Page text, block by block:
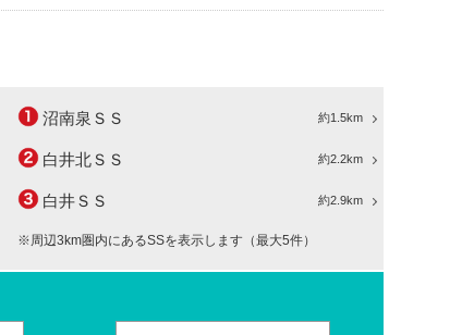
約1.5km
沼南泉ＳＳ
約2.2km
白井北ＳＳ
約2.9km
白井ＳＳ
※周辺3km圏内にあるSSを表示します（最大5件）